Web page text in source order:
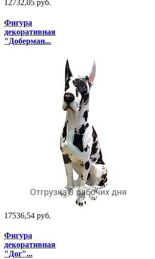
12732,05 руб.
Фигура
декоративная
"Доберман...
17536,54 руб.
Фигура
декоративная
"Дог"...